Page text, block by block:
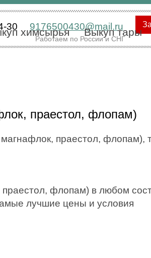
30 9176500430@mail.ru
Работаем по России и СНГ
химсырья Выкуп тары
праестол, флопам)
праестол, флопам),
флопам) в любом
лучшие цены и условия